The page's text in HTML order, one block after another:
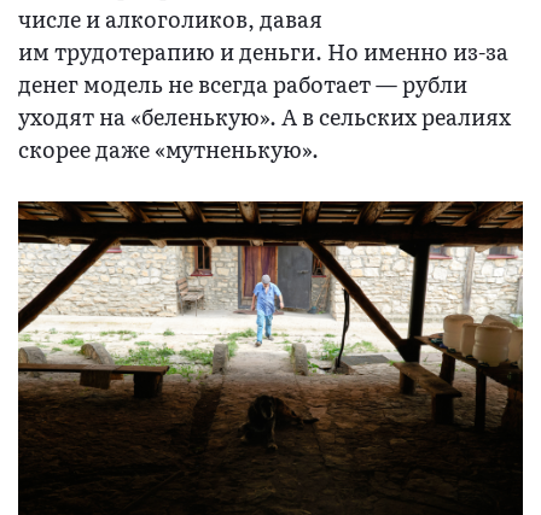
числе и алкоголиков, давая
им трудотерапию и деньги. Но именно из-за
денег модель не всегда работает — рубли
уходят на «беленькую». А в сельских реалиях
скорее даже «мутненькую».